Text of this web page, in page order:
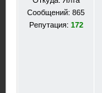
Сообщений: 865
Репутация: 172